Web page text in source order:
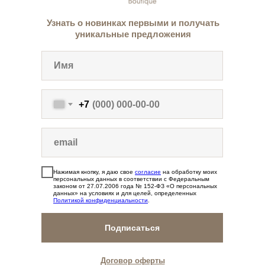
Узнать о новинках первыми и получать
уникальные предложения
+7
Нажимая кнопку, я даю свое согласие на обработку моих
персональных данных в соответствии с Федеральным
законом от 27.07.2006 года № 152-ФЗ «О персональных
данных» на условиях и для целей, определенных
Политикой конфиденциальности.
Подписаться
Договор оферты